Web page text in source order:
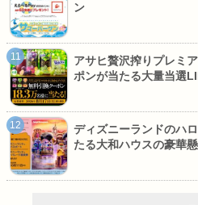
ン
アサヒ贅沢搾りプレミ
ポンが当たる大量当選
ディズニーランドのハ
たる大和ハウスの豪華